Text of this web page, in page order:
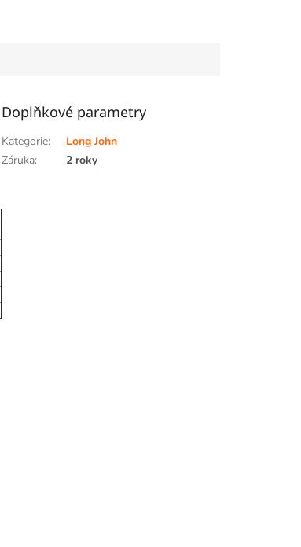
Doplňkové parametry
Kategorie:
Long John
Záruka: 2 roky